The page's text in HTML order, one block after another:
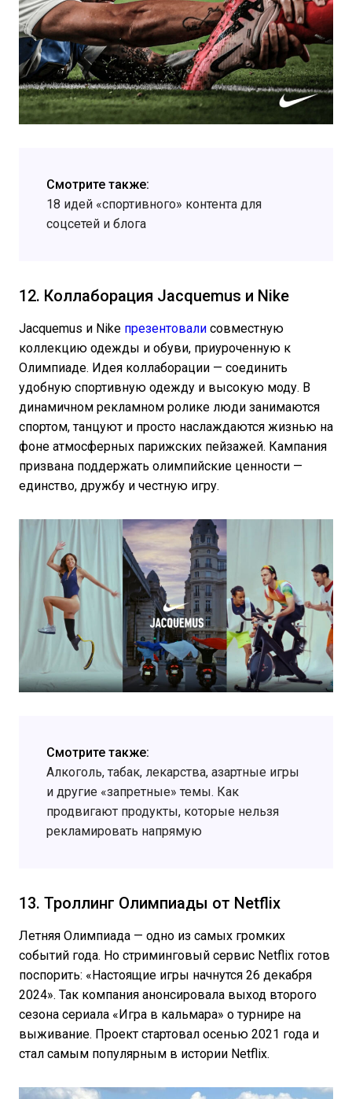
Смотрите также:
18 идей «спортивного» контента для
соцсетей и блога
12. Коллаборация Jacquemus и Nike
Jacquemus и Nike презентовали совместную
коллекцию одежды и обуви, приуроченную к
Олимпиаде. Идея коллаборации — соединить
удобную спортивную одежду и высокую моду. В
динамичном рекламном ролике люди занимаются
спортом, танцуют и просто наслаждаются жизнью на
фоне атмосферных парижских пейзажей. Кампания
призвана поддержать олимпийские ценности —
единство, дружбу и честную игру.
Смотрите также:
Алкоголь, табак, лекарства, азартные игры
и другие «запретные» темы. Как
продвигают продукты, которые нельзя
рекламировать напрямую
13. Троллинг Олимпиады от Netflix
Летняя Олимпиада — одно из самых громких
событий года. Но стриминговый сервис Netflix готов
поспорить: «Настоящие игры начнутся 26 декабря
2024». Так компания анонсировала выход второго
сезона сериала «Игра в кальмара» о турнире на
выживание. Проект стартовал осенью 2021 года и
стал самым популярным в истории Netflix.